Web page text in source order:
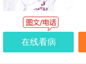
在线看病